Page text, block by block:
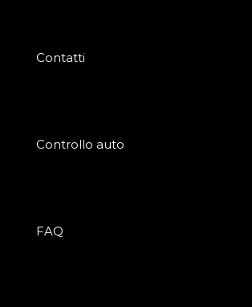
Contatti
Controllo auto
FAQ